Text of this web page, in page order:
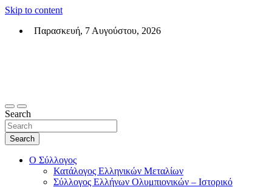
Skip to content
Παρασκευή, 7 Αυγούστου, 2026
Search
Search
Ο Σύλλογος
Κατάλογος Ελληνικών Μεταλίων
Σύλλογος Ελλήνων Ολυμπιονικών – Ιστορικό